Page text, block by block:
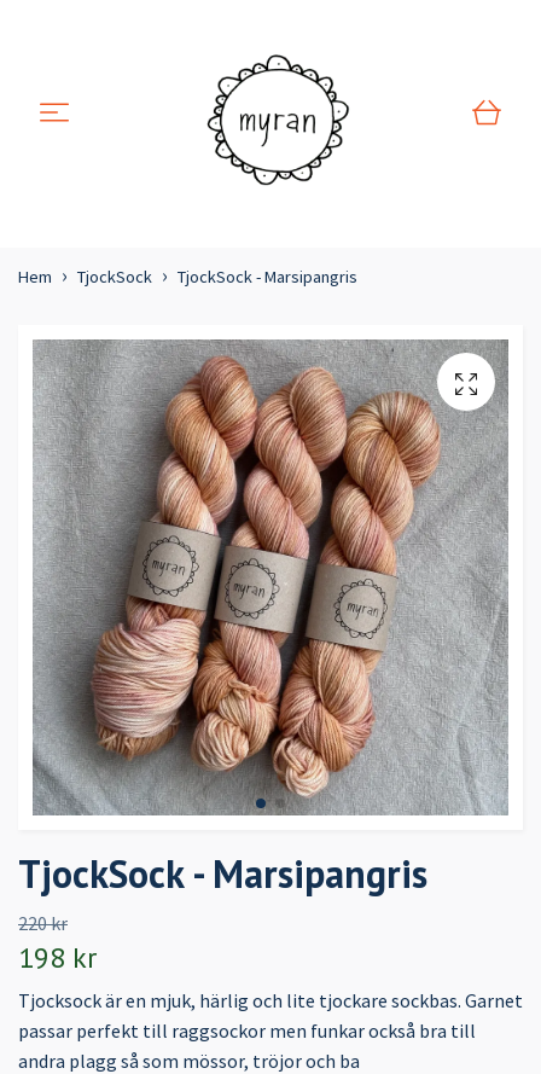
Hem TjockSock TjockSock - Marsipangris
TjockSock - Marsipangris
220 kr
198 kr
Tjocksock är en mjuk, härlig och lite tjockare sockbas. Garnet
passar perfekt till raggsockor men funkar också bra till
andra plagg så som mössor, tröjor och ba